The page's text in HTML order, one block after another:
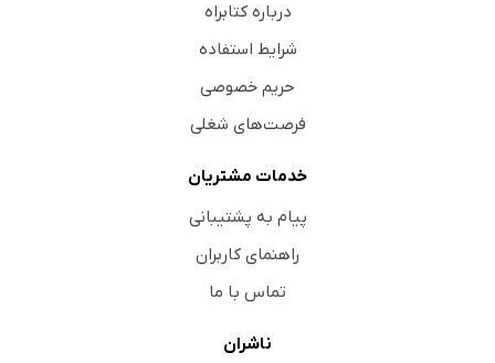
درباره کتابراه
شرایط استفاده
حریم خصوصی
فرصت‌های شغلی
خدمات مشتریان
پیام به پشتیبانی
راهنمای کاربران
تماس با ما
ناشران